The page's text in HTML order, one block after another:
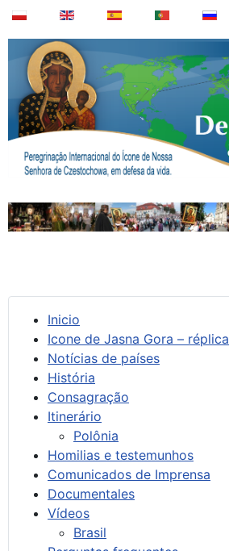
Inicio
Icone de Jasna Gora – réplica
Notícias de países
História
Consagração
Itinerário
Polônia
Homilias e testemunhos
Comunicados de Imprensa
Documentales
Vídeos
Brasil